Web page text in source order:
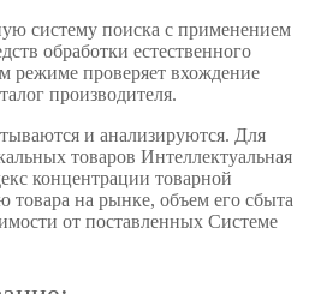
систему поиска с применением
обработки естественного
режиме проверяет вхождение
производителя.
и анализируются. Для
товаров Интеллектуальная
концентрации товарной
товара на рынке, объем его сбыта
от поставленных Системе